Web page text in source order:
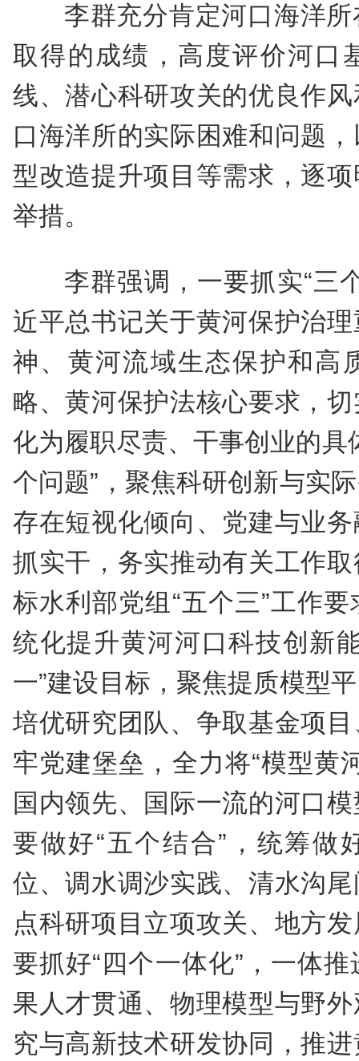
李群充分肯定河口海洋
取得的成绩，高度评价河口
线、潜心科研攻关的优良作
口海洋所的实际困难和问题
型改造提升项目等需求，逐
举措。
李群强调，一要抓实“三
近平总书记关于黄河保护治
神、黄河流域生态保护和高
略、黄河保护法核心要求，
化为履职尽责、干事创业的具
个问题”，聚焦科研创新与实
存在短视化倾向、党建与业
抓实干，务实推动有关工作
标水利部党组“五个三”工作
统化提升黄河河口科技创新
一”建设目标，聚焦提质模型
培优研究团队、争取基金项
牢党建堡垒，全力将“模型黄
国内领先、国际一流的河口
要做好“五个结合”，统筹做
位、调水调沙实践、清水沟
点科研项目立项攻关、地方
要抓好“四个一体化”，一体
果人才贯通、物理模型与野
究与高新技术研发协同，推